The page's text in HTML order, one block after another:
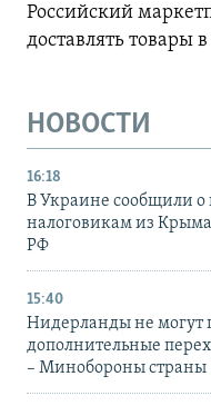
Российский
доставлять товары
НОВОСТИ
16:18
В Украине сообщили
налоговикам из
РФ
15:40
Нидерланды не могут
дополнительные
– Минобороны страны